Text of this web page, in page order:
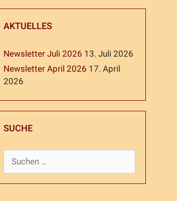
AKTUELLES
Newsletter Juli 2026 13. Juli 2026
Newsletter April 2026 17. April
2026
SUCHE
Suchen